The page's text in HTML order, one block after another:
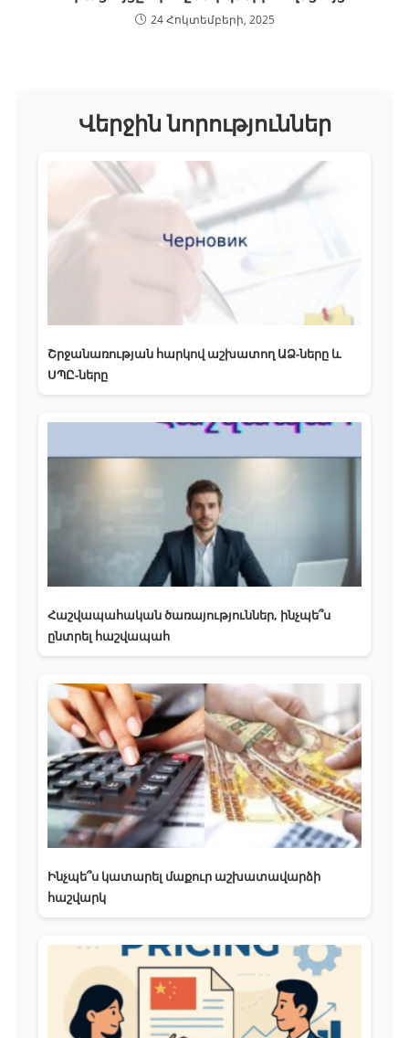
24 Հոկտեմբերի, 2025
Վերջին նորություններ
Շրջանառության հարկով աշխատող ԱՁ-ները և
ՍՊԸ-ները
Հաշվապահական ծառայություններ, ինչպե՞ս
ընտրել հաշվապահ
Ինչպե՞ս կատարել մաքուր աշխատավարձի
հաշվարկ